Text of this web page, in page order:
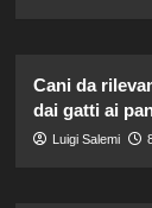
Cani da
dai gatti ai
Luigi Salemi